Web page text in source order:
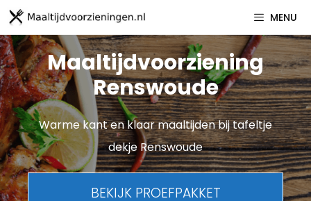
Spring
naar
inhoud
MENU
Maaltijdvoorziening
Renswoude
Warme kant en klaar maaltijden bij tafeltje
dekje Renswoude
BEKIJK PROEFPAKKET